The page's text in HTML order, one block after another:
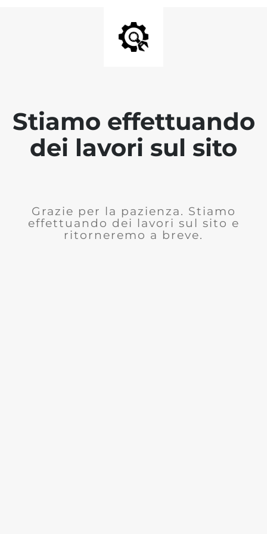
Stiamo effettuando
dei lavori sul sito
Grazie per la pazienza. Stiamo
effettuando dei lavori sul sito e
ritorneremo a breve.